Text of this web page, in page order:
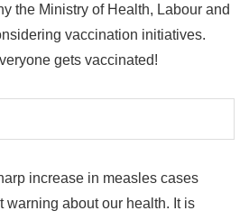
the Ministry of Health, Labour and
vaccination initiatives.
gets vaccinated!
increase in measles cases
warning about our health. It is